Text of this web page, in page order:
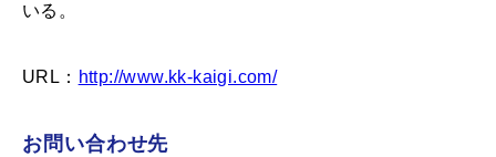
いる。
URL： http://www.kk-kaigi.com/
お問い合わせ先